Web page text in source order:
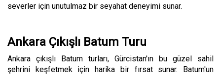
severler için unutulmaz bir seyahat deneyimi sunar.
Ankara Çıkışlı Batum Turu
Ankara çıkışlı Batum turları, Gürcistan'ın bu güzel sahil
şehrini keşfetmek için harika bir fırsat sunar. Batum'un